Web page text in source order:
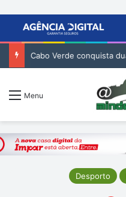
Menu
Desporto